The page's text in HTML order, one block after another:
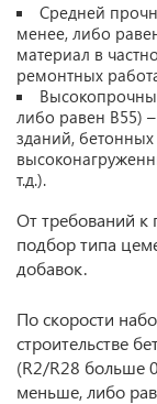
Средней
менее, либо
материал в
ремонтных
либо равен В55)
зданий,
т.д.).
От требований к
подбор типа
добавок.
По скорости
строительстве
(R2/R28 больше
меньше, либо